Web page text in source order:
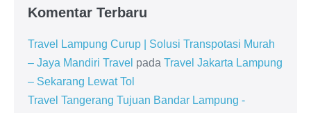
Komentar Terbaru
Travel Lampung Curup | Solusi Transpotasi Murah
– Jaya Mandiri Travel pada Travel Jakarta Lampung
– Sekarang Lewat Tol
Travel Tangerang Tujuan Bandar Lampung -